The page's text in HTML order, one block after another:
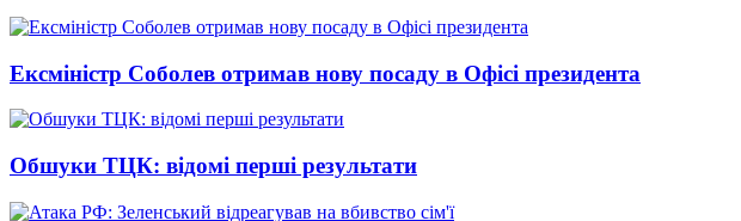
Ексміністр Соболев отримав нову посаду в Офісі президента
Обшуки ТЦК: відомі перші результати